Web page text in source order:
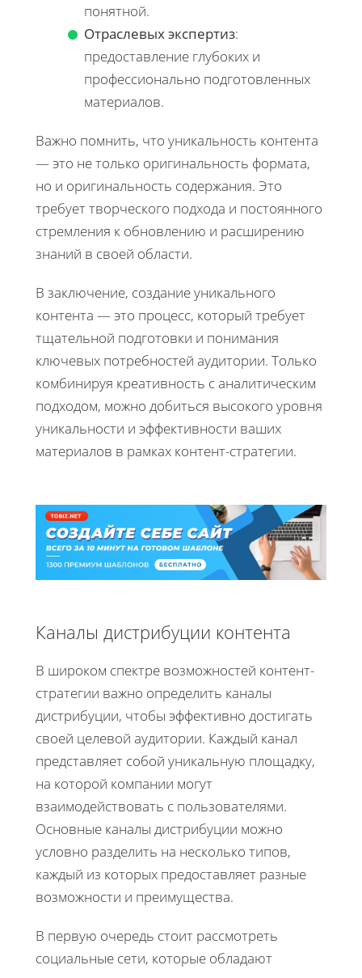
понятной.
Отраслевых экспертиз:
предоставление глубоких и
профессионально подготовленных
материалов.
Важно помнить, что уникальность контента
— это не только оригинальность формата,
но и оригинальность содержания. Это
требует творческого подхода и постоянного
стремления к обновлению и расширению
знаний в своей области.
В заключение, создание уникального
контента — это процесс, который требует
тщательной подготовки и понимания
ключевых потребностей аудитории. Только
комбинируя креативность с аналитическим
подходом, можно добиться высокого уровня
уникальности и эффективности ваших
материалов в рамках контент-стратегии.
Каналы дистрибуции контента
В широком спектре возможностей контент-
стратегии важно определить каналы
дистрибуции, чтобы эффективно достигать
своей целевой аудитории. Каждый канал
представляет собой уникальную площадку,
на которой компании могут
взаимодействовать с пользователями.
Основные каналы дистрибуции можно
условно разделить на несколько типов,
каждый из которых предоставляет разные
возможности и преимущества.
В первую очередь стоит рассмотреть
социальные сети, которые обладают